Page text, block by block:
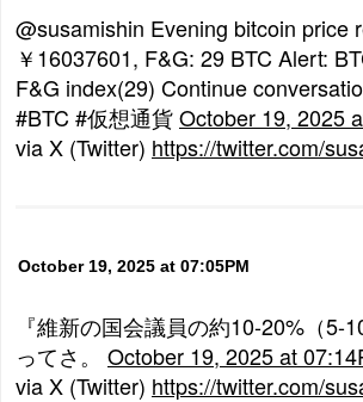
@susamishin Evening bitcoin price
￥16037601, F&G: 29 BTC Alert:
F&G index(29) Continue
#BTC #仮想通貨October 19, 2025
via X (Twitter) https://twitter.com/
October 19, 2025 at 07:05PM
『維新の国会議員の約10-20%（
ってさ。 October 19, 2025 at
via X (Twitter) https://twitter.com/